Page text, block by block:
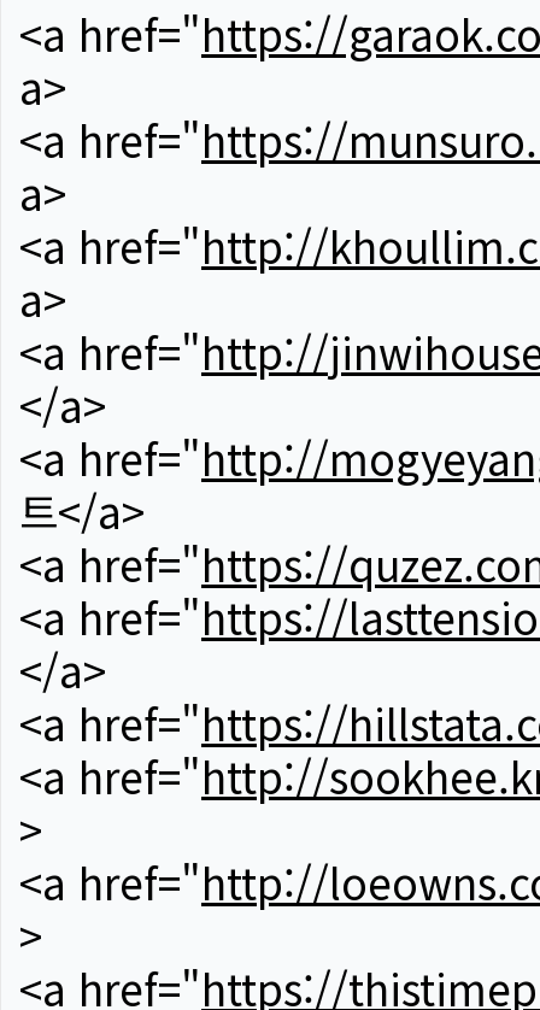
<a href="https://
a>
<a href="https://
a>
<a href="http://
a>
<a href="http://
</a>
<a href="http://
트</a>
<a href="https://
<a href="https://
</a>
<a href="https://
<a href="http://
>
<a href="http://
>
<a href="https://